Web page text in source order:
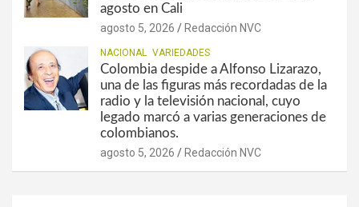
agosto en Cali
agosto 5, 2026 Redacción NVC
NACIONAL VARIEDADES
Colombia despide a Alfonso Lizarazo,
una de las figuras más recordadas de la
radio y la televisión nacional, cuyo
legado marcó a varias generaciones de
colombianos.
agosto 5, 2026 Redacción NVC